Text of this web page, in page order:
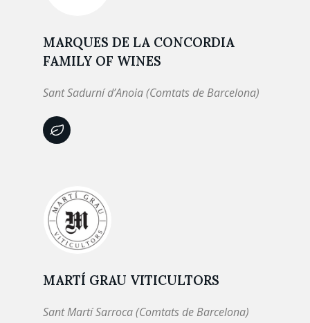
MARQUES DE LA CONCORDIA
FAMILY OF WINES
Sant Sadurní d’Anoia (Comtats de Barcelona)
MARTÍ GRAU VITICULTORS
Sant Martí Sarroca (Comtats de Barcelona)